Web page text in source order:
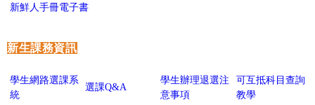
新鮮人手冊電子書
新生課務資訊
學生網路選課系
統
選課Q&A
學生辦理退選注
意事項
可互抵科目查詢
教學